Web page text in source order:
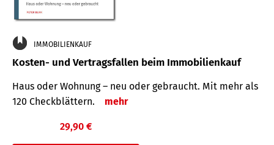
IMMOBILIENKAUF
Kosten- und Vertragsfallen beim Immobilienkauf
Haus oder Wohnung – neu oder gebraucht. Mit mehr als
120 Check­blättern.
mehr
29,90 €